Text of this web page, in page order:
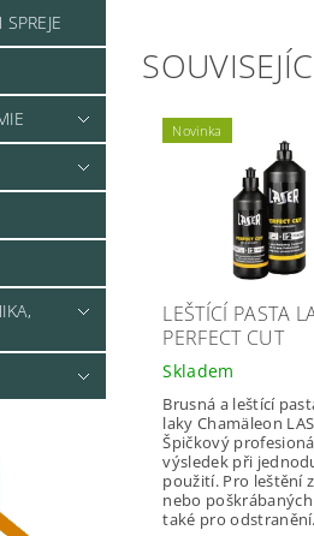
Novinka
LEŠTÍCÍ PASTA
PERFECT CUT
Skladem
Brusná a leštící
laky Chamäleon
Špičkový
výsledek při
použití. Pro leštění
nebo
také pro